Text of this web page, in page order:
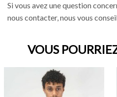
Si vous avez une question
nous contacter, nous vous
VOUS